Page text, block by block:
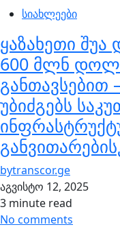
სიახლეები
ყაზახეთი
600 მლნ
უბიძგებს
bytranscor.ge
აგვისტო 12, 2025
3 minute read
No comments